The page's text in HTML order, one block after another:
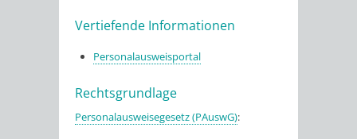
Vertiefende Informationen
Personalausweisportal
Rechtsgrundlage
Personalausweisegesetz (PAuswG):